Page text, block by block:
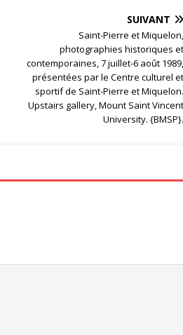
SUIVANT
Saint-Pierre et Miquelon,
photographies historiques et
contemporaines, 7 juillet-6 août 1989,
présentées par le Centre culturel et
sportif de Saint-Pierre et Miquelon.
Upstairs gallery, Mount Saint Vincent
University. {BMSP}.